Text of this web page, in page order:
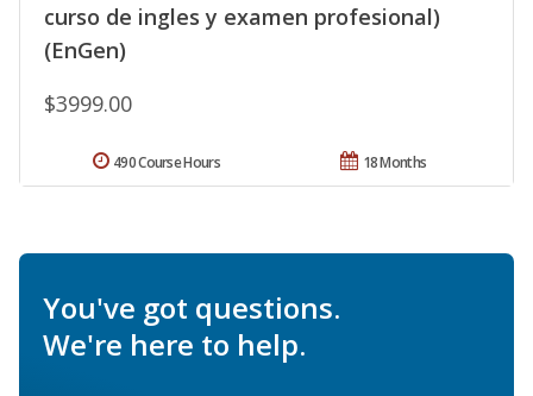
curso de ingles y examen profesional)
(EnGen)
$3999.00
18 Months
490 Course Hours
You've got questions.
We're here to help.